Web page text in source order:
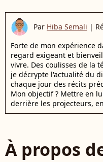
Par Hiba Semali |
Forte de mon expérience
regard exigeant et
vivre. Des coulisses de la
je décrypte l'actualité du
chaque jour des récits
Mon objectif ? Mettre en
derrière les projecteurs,
À propos